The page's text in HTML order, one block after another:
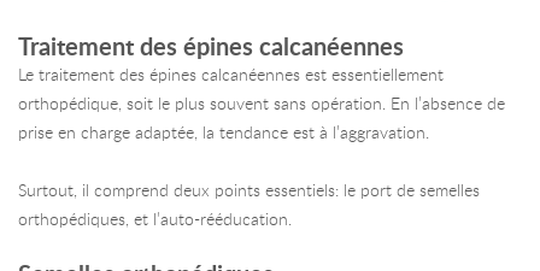
Traitement des épines calcanéennes
Le traitement des épines calcanéennes est essentiellement
orthopédique, soit le plus souvent sans opération. En l’absence de
prise en charge adaptée, la tendance est à l’aggravation.
Surtout, il comprend deux points essentiels: le port de semelles
orthopédiques, et l’auto-rééducation.